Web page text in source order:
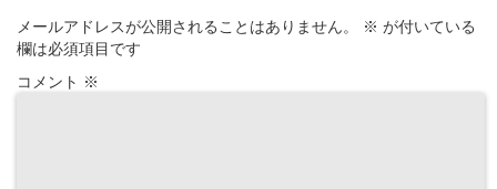
メールアドレスが公開されることはありません。 ※ が付いている
欄は必須項目です
コメント ※